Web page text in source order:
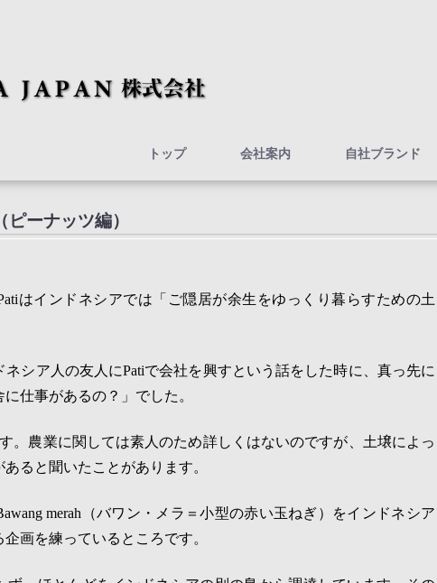
トップ 会社案内 自社ブランド
ーナッツ編）
はインドネシアでは「ご隠居が余生をゆっくり暮らすための土
ネシア人の友人にPatiで会社を興すという話をした時に、真っ先に
仕事があるの？」でした。
。農業に関しては素人のため詳しくはないのですが、土壌によっ
ると聞いたことがあります。
merah （バワン・メラ＝小型の赤い玉ねぎ）をインドネシア
画を練っているところです。